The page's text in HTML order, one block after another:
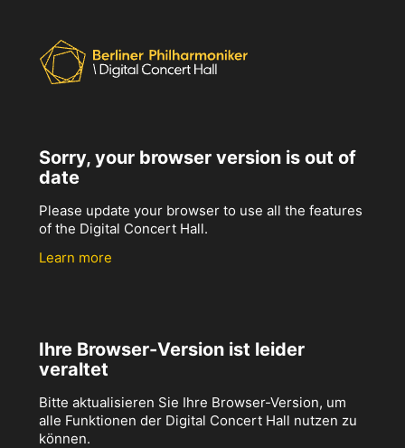
Sorry, your browser version is out of
date
Please update your browser to use all the features
of the Digital Concert Hall.
Learn more
Ihre Browser-Version ist leider
veraltet
Bitte aktualisieren Sie Ihre Browser-Version, um
alle Funktionen der Digital Concert Hall nutzen zu
können.